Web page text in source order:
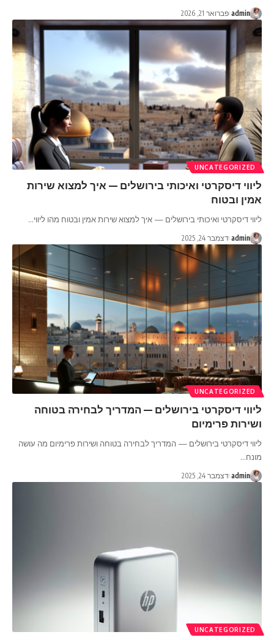
admin פברואר 21, 2026
UNCATEGORIZED
ליווי דיסקרטי ואיכותי בירושלים — איך למצוא שירות
אמין ובטוח
ליווי דיסקרטי ואיכותי בירושלים — איך למצוא שירות אמין ובטוח מהו ליווי…
admin דצמבר 24, 2025
UNCATEGORIZED
ליווי דיסקרטי בירושלים — המדריך לבחירה בטוחה
ושירות פרימיום
ליווי דיסקרטי בירושלים — המדריך לבחירה בטוחה ושירות פרימיום מה עושה
מונח…
admin דצמבר 24, 2025
UNCATEGORIZED